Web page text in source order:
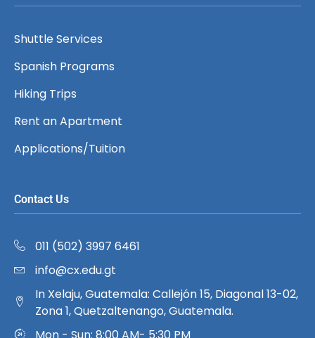
Shuttle Services
Spanish Programs
Hiking Trips
Rent an Apartment
Applications/Tuition
Contact Us
011 (502) 3997 6461
info@cx.edu.gt
In Xelaju, Guatemala: Callejón 15, Diagonal 13-02,
Zona 1, Quetzaltenango, Guatemala.